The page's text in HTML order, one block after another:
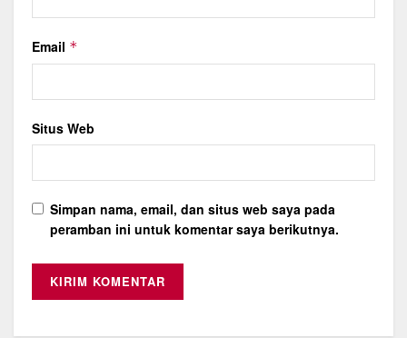
Email *
Situs Web
Simpan nama, email, dan situs web saya pada
peramban ini untuk komentar saya berikutnya.